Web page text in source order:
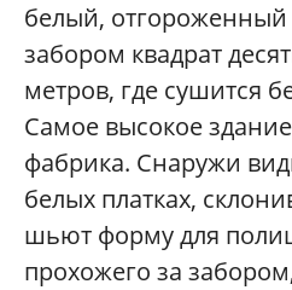
белый,
забором квадрат
метров, где сушится
Самое высокое
фабрика. Снаружи
белых платках,
шьют форму для
прохожего за